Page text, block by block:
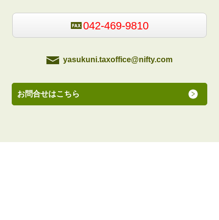
042-469-9810
yasukuni.taxoffice@nifty.com
お問合せはこちら